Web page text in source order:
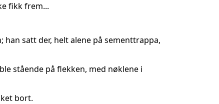
fikk frem...
satt der, helt alene på sementtrappa,
stående på flekken, med nøklene i
bort.